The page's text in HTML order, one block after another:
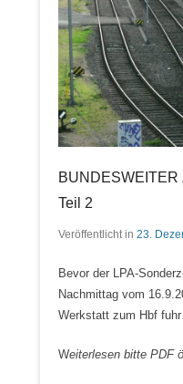
BUNDESWEITER
Teil 2
Veröffentlicht in 23.
Bevor der LPA-
Nachmittag vom
Werkstatt zum Hbf
Weiterlesen bitte PDF